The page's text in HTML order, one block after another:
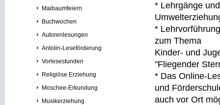
Maibaumfeiern
Buchwochen
Autorenlesungen
Antolin-Leseförderung
Vorlesestunden
Religiöse Erziehung
Moschee-Erkundung
Musikerziehung
* Lehrgänge
*
zum Thema
Kinder- und
"Fliegender
* Das Online-
und
auch vor Ort